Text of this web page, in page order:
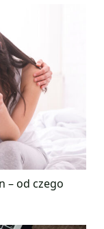
– od czego